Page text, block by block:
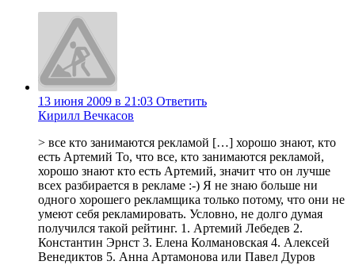
13 июня 2009 в 21:03 Ответить
Кирилл Вечкасов
> все кто занимаются рекламой […] хорошо знают, кто
есть Артемий То, что все, кто занимаются рекламой,
хорошо знают кто есть Артемий, значит что он лучше
всех разбирается в рекламе :-) Я не знаю больше ни
одного хорошего рекламщика только потому, что они не
умеют себя рекламировать. Условно, не долго думая
получился такой рейтинг. 1. Артемий Лебедев 2.
Константин Эрнст 3. Елена Колмановская 4. Алексей
Венедиктов 5. Анна Артамонова или Павел Дуров